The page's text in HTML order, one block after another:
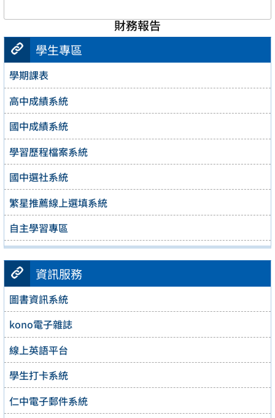
學生專區
學期課表
高中成績系統
國中成績系統
學習歷程檔案系統
國中選社系統
繁星推薦線上選填系統
自主學習專區
資訊服務
圖書資訊系統
kono電子雜誌
線上英語平台
學生打卡系統
仁中電子郵件系統
財務報告